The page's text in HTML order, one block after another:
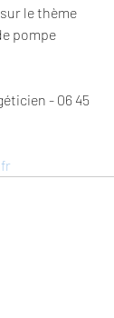
le thème
pompe
- 06 45